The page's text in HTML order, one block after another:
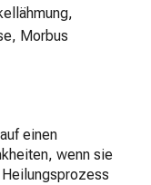
Morbus
einen
wenn sie